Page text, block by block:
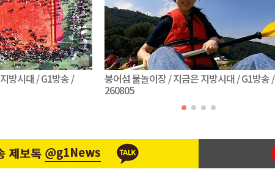
방시대 / G1방송 / 붕어섬 물놀이장 / 지금은 지방시대 / G1방송 /
260805